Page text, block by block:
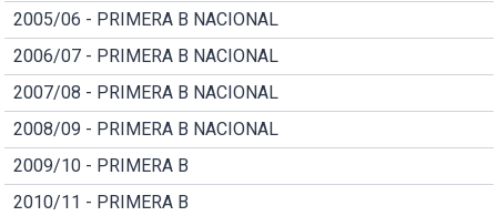
2005/06 - PRIMERA B NACIONAL
2006/07 - PRIMERA B NACIONAL
2007/08 - PRIMERA B NACIONAL
2008/09 - PRIMERA B NACIONAL
2009/10 - PRIMERA B
2010/11 - PRIMERA B